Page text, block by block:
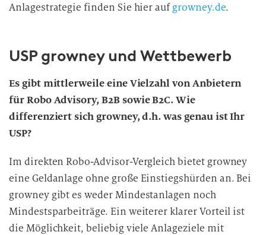
Anlagestrategie finden Sie hier aufgrowney.de.
USP growney und Wettbewerb
Es gibt mittlerweile eine Vielzahl von Anbietern
für Robo Advisory, B2B sowie B2C. Wie
differenziert sich growney, d.h. was genau ist Ihr
USP?
Im direkten Robo-Advisor-Vergleich bietet growney
eine Geldanlage ohne große Einstiegshürden an. Bei
growney gibt es weder Mindestanlagen noch
Mindestsparbeiträge. Ein weiterer klarer Vorteil ist
die Möglichkeit, beliebig viele Anlageziele mit